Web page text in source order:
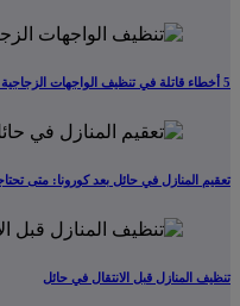
5 أخطاء قاتلة في تنظيف الواجهات الزجاجية في حائل وكيف تتجنبها باحتراف!
تعقيم المنازل في حائل بعد كورونا: متى
تنظيف المنازل قبل الانتقال في حائل